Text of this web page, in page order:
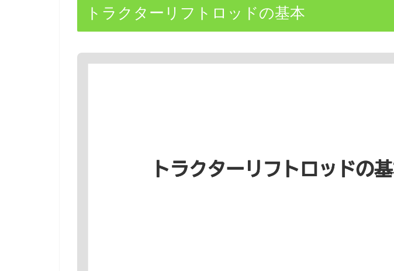
トラクターリフトロッドの基本